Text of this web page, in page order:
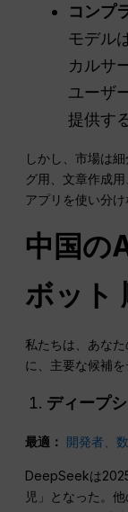
コンプ
モデル
カルサ
ユーザ
提供す
しかし、市場は
グ用、文章作成
アプリを使い分
中国の
ボット
私たちは、あな
に、主要な候補
ディープ
最適： 開発者、
DeepSeekは
児」となった。